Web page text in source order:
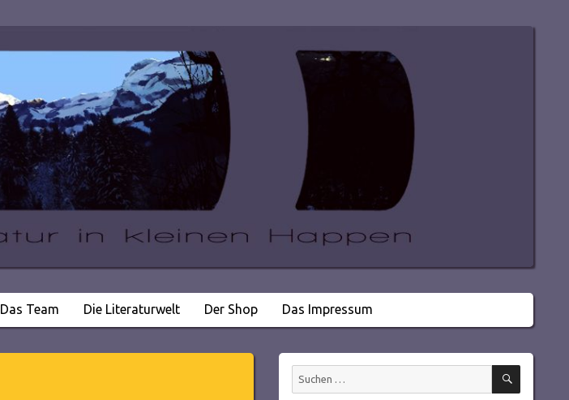
Das Team Die Literaturwelt Der Shop Das Impressum
Suchen
SUCHEN